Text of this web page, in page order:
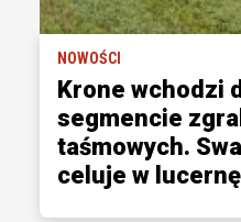
NOWOŚCI
Krone wchodzi
segmencie
taśmowych.
celuje w lucernę